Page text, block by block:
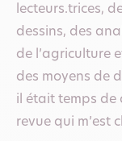
lecteurs.trices,
dessins, des
de l’agriculture
des moyens de
il était temps de
revue qui m’est